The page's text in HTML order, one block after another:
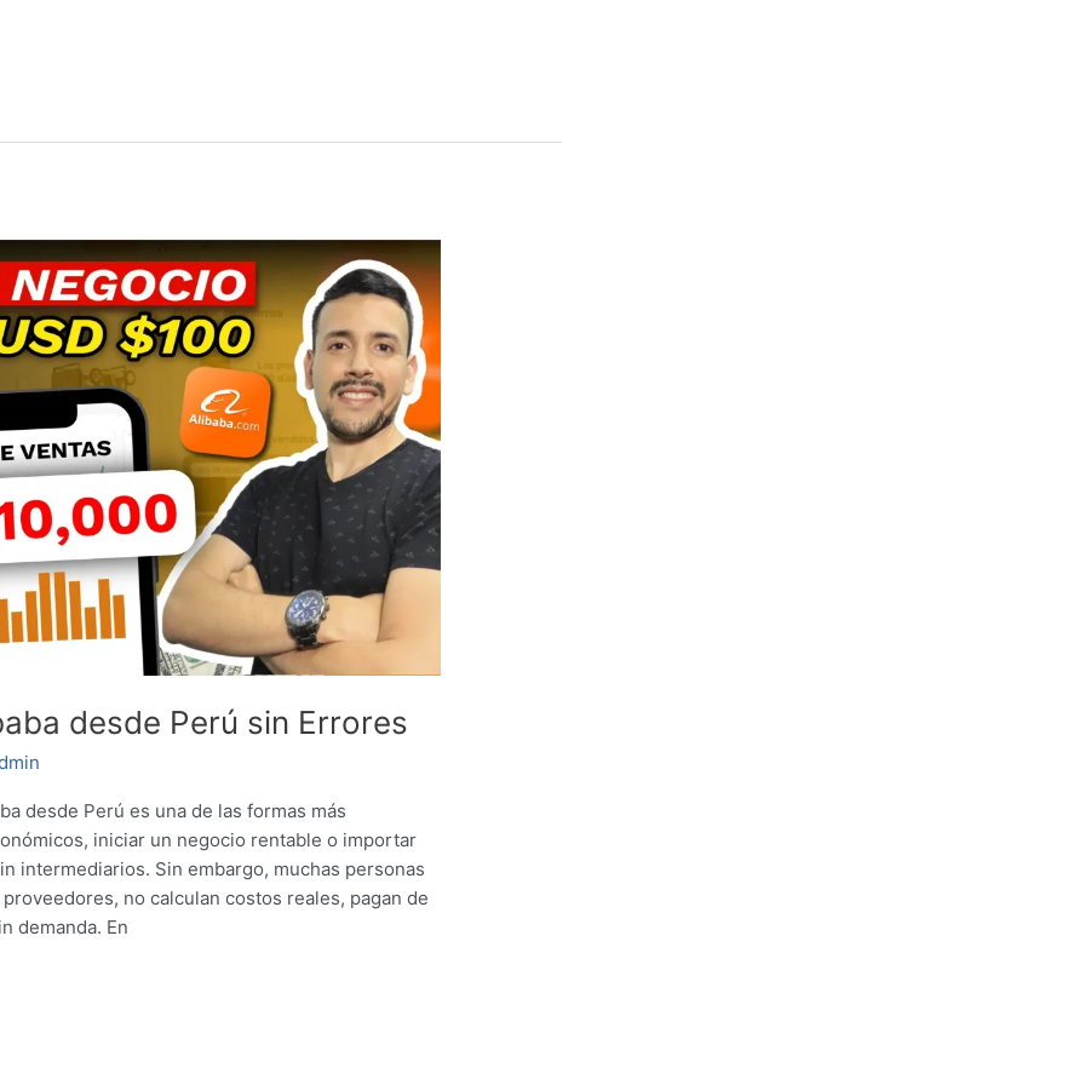
desde Perú sin Errores
desde Perú es una de las formas más
iniciar un negocio rentable o importar
intermediarios. Sin embargo, muchas personas
no calculan costos reales, pagan de
demanda. En